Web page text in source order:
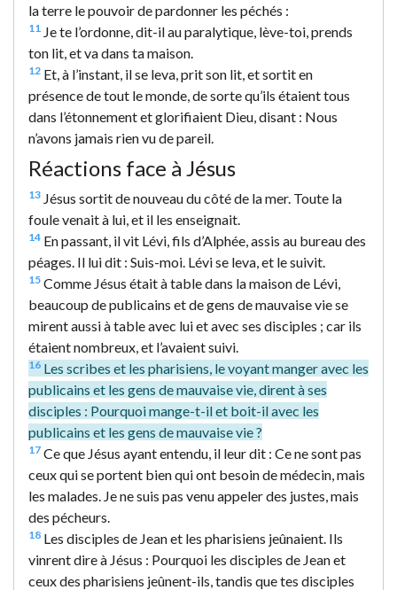
la terre le pouvoir de pardonner les péchés :
11 Je te l’ordonne, dit-il au paralytique, lève-toi, prends
ton lit, et va dans ta maison.
12 Et, à l’instant, il se leva, prit son lit, et sortit en
présence de tout le monde, de sorte qu’ils étaient tous
dans l’étonnement et glorifiaient Dieu, disant : Nous
n’avons jamais rien vu de pareil.
Réactions face à Jésus
13 Jésus sortit de nouveau du côté de la mer. Toute la
foule venait à lui, et il les enseignait.
14 En passant, il vit Lévi, fils d’Alphée, assis au bureau des
péages. Il lui dit : Suis-moi. Lévi se leva, et le suivit.
15 Comme Jésus était à table dans la maison de Lévi,
beaucoup de publicains et de gens de mauvaise vie se
mirent aussi à table avec lui et avec ses disciples ; car ils
étaient nombreux, et l’avaient suivi.
16 Les scribes et les pharisiens, le voyant manger avec les
publicains et les gens de mauvaise vie, dirent à ses
disciples : Pourquoi mange-t-il et boit-il avec les
publicains et les gens de mauvaise vie ?
17 Ce que Jésus ayant entendu, il leur dit : Ce ne sont pas
ceux qui se portent bien qui ont besoin de médecin, mais
les malades. Je ne suis pas venu appeler des justes, mais
des pécheurs.
18 Les disciples de Jean et les pharisiens jeûnaient. Ils
vinrent dire à Jésus : Pourquoi les disciples de Jean et
ceux des pharisiens jeûnent-ils, tandis que tes disciples